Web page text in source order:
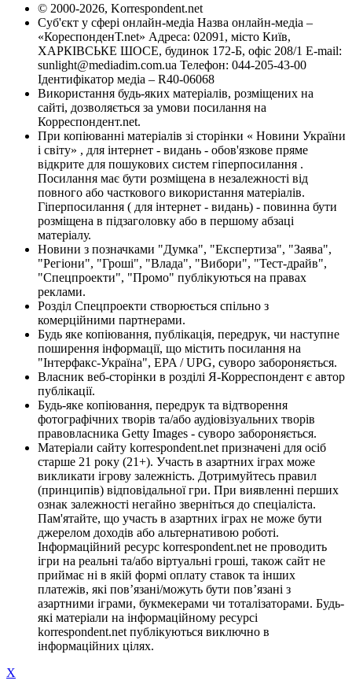
© 2000-2026, Korrespondent.net
Суб'єкт у сфері онлайн-медіа Назва онлайн-медіа –
«КореспонденТ.net» Адреса: 02091, місто Київ,
ХАРКІВСЬКЕ ШОСЕ, будинок 172-Б, офіс 208/1 E-mail:
sunlight@mediadim.com.ua Телефон: 044-205-43-00
Ідентифікатор медіа – R40-06068
Використання будь-яких матеріалів, розміщених на
сайті, дозволяється за умови посилання на
Корреспондент.net.
При копіюванні матеріалів зі сторінки « Новини України
і світу» , для інтернет - видань - обов'язкове пряме
відкрите для пошукових систем гіперпосилання .
Посилання має бути розміщена в незалежності від
повного або часткового використання матеріалів.
Гіперпосилання ( для інтернет - видань) - повинна бути
розміщена в підзаголовку або в першому абзаці
матеріалу.
Новини з позначками "Думка", "Експертиза", "Заява",
"Регіони", "Гроші", "Влада", "Вибори", "Тест-драйв",
"Спецпроекти", "Промо" публікуються на правах
реклами.
Розділ Спецпроекти створюється спільно з
комерційними партнерами.
Будь яке копіювання, публікація, передрук, чи наступне
поширення інформації, що містить посилання на
"Інтерфакс-Україна", EPA / UPG, суворо забороняється.
Власник веб-сторінки в розділі Я-Корреспондент є автор
публікації.
Будь-яке копіювання, передрук та відтворення
фотографічних творів та/або аудіовізуальних творів
правовласника Getty Images - суворо забороняється.
Матеріали сайту korrespondent.net призначені для осіб
старше 21 року (21+). Участь в азартних іграх може
викликати ігрову залежність. Дотримуйтесь правил
(принципів) відповідальної гри. При виявленні перших
ознак залежності негайно зверніться до спеціаліста.
Пам'ятайте, що участь в азартних іграх не може бути
джерелом доходів або альтернативою роботі.
Інформаційний ресурс korrespondent.net не проводить
ігри на реальні та/або віртуальні гроші, також сайт не
приймає ні в якій формі оплату ставок та інших
платежів, які пов’язані/можуть бути пов’язані з
азартними іграми, букмекерами чи тоталізаторами. Будь-
які матеріали на інформаційному ресурсі
korrespondent.net публікуються виключно в
інформаційних цілях.
X